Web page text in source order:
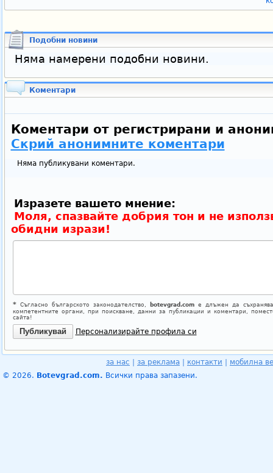
Подобни новини
Няма намерени подобни новини.
Коментари
Коментари от регистрирани и
Скрий анонимните коментари
Няма публикувани коментари.
Изразете вашето мнение:
Моля, спазвайте добрия тон и не
обидни изрази!
*Съгласно българското законодателство, botevgrad.comе длъжен да
компетентните органи, при поискване, данни за публикации и коментари,
сайта!
Персонализирайте профила си
за нас за реклама контакти
мобилна
© 2026. Botevgrad.com. Всички права запазени.